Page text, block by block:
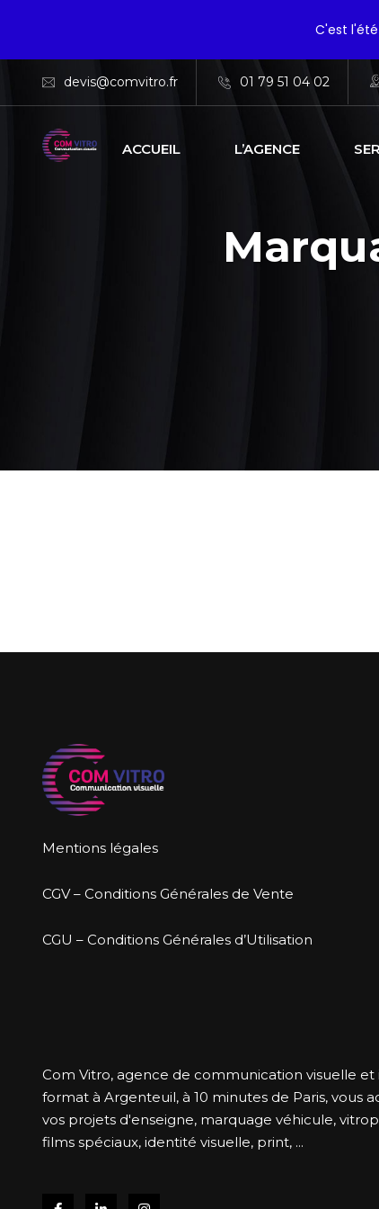
devis@comvitro.fr 01 79 51 04 02
ACCUEIL L’AGENCE
Mentions légales
CGV – Conditions Générales de Vente
CGU – Conditions Générales d’Utilisation
Com Vitro, agence de communication visuelle
format à Argenteuil, à 10 minutes de Paris, vous
vos projets d'enseigne, marquage véhicule,
films spéciaux, identité visuelle, print, ...
C'est